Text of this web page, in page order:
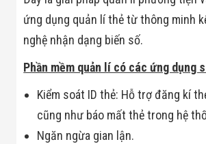
ứng dụng quản lí thẻ từ thông minh
nghệ nhận dạng biến số.
Phần mềm quản lí có các ứng dụng
Kiểm soát ID thẻ: Hỗ trợ đăng kí
cũng như báo mất thẻ trong hệ
Ngăn ngừa gian lận.